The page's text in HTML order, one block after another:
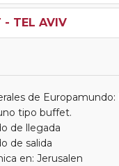
- TEL AVIV
de
tipo buffet.
de llegada
de salida
en: Jerusalen